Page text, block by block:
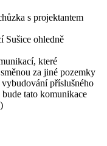
s projektantem
Sušice ohledně
které
za jiné pozemky
příslušného
tato komunikace